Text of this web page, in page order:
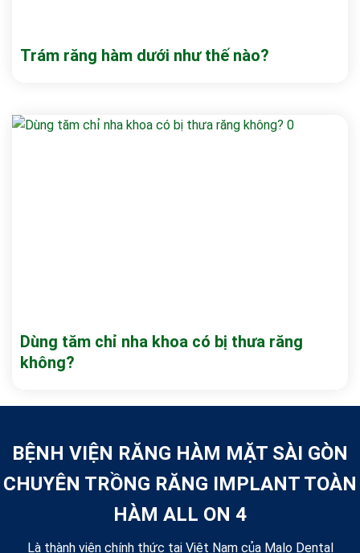
Trám răng hàm dưới như thế nào?
Dùng tăm chỉ nha khoa có bị thưa răng
không?
BỆNH VIỆN RĂNG HÀM MẶT SÀI GÒN
CHUYÊN TRỒNG RĂNG IMPLANT TOÀN
HÀM ALL ON 4
Là thành viên chính thức tại Việt Nam của Malo Dental